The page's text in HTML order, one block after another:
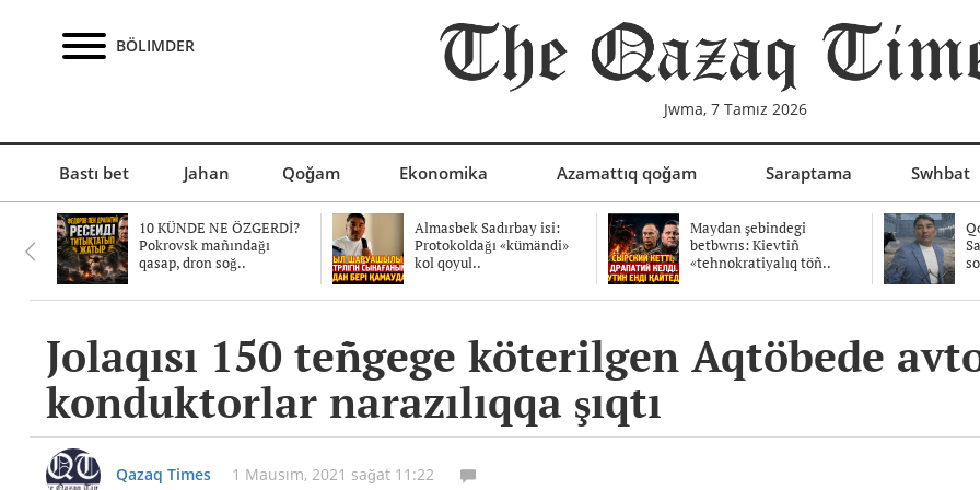
BÖLIMDER
Jwma, 7 Tamız 2026
Bastı bet Jahan Qoğam Ekonomika Azamattıq qoğam Saraptama Swhbat
10 KÜNDE NE ÖZGERDİ?
Pokrovsk mañındağı
qasap, dron soğ..
Almasbek Sadırbay isi:
Protokoldağı «kümändi»
kol qoyul..
Maydan şebindegi
betbwrıs: Kievtiñ
«tehnokratiyalıq töñ..
Jolaqısı 150 teñgege köterilgen Aqtöbede
konduktorlar narazılıqqa şıqtı
Qazaq Times 1 Mausım, 2021 sağat 11:22